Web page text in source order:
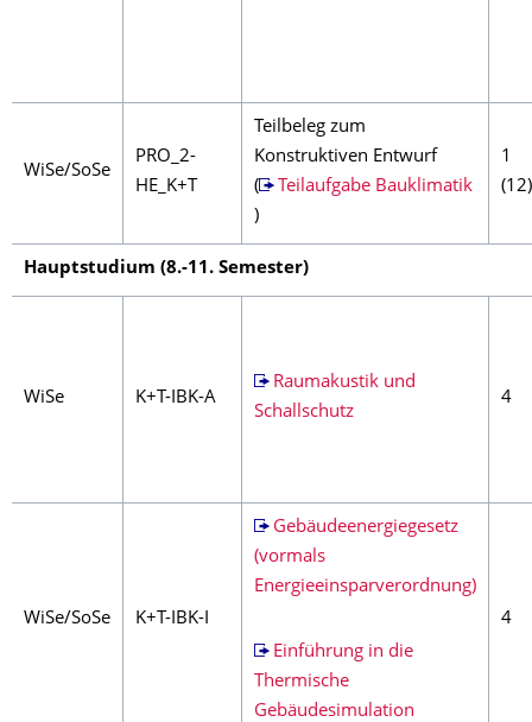
WiSe/SoSe
PRO_2-
HE_K+T
Teilbeleg zum
Konstruktiven Entwurf
(
Teilaufgabe Bauklimatik
)
1
(12)
Hauptstudium (8.-11. Semester)
WiSe K+T-IBK-A
Raumakustik und
Schallschutz
4
WiSe/SoSe K+T-IBK-I
Gebäudeenergiegesetz
(vormals
Energieeinsparverordnung)
Einführung in die
Thermische
Gebäudesimulation
4